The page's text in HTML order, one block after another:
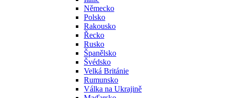
Německo
Polsko
Rakousko
Řecko
Rusko
Španělsko
Švédsko
Velká Británie
Rumunsko
Válka na Ukrajině